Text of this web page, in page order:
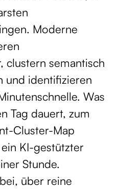
Moderne
clustern semantisch
und identifizieren
Was
Tag dauert, zum
Cluster-Map
KI-gestützter
Stunde.
über reine